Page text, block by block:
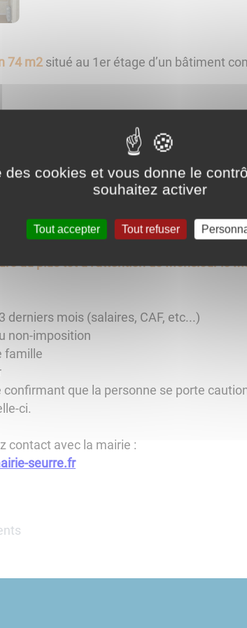
74 m2 situé au 1er étage d’un bâtiment
2 chambres – petit débarras/dressing –
au plus tôt à l'attention de Monsieur le
derniers mois (salaires, CAF, etc...)
non-imposition
famille
que la personne se porte
ci.
contact avec la mairie :
seurre.fr
des cookies et vous donne le
souhaitez activer
Tout accepter Tout refuser